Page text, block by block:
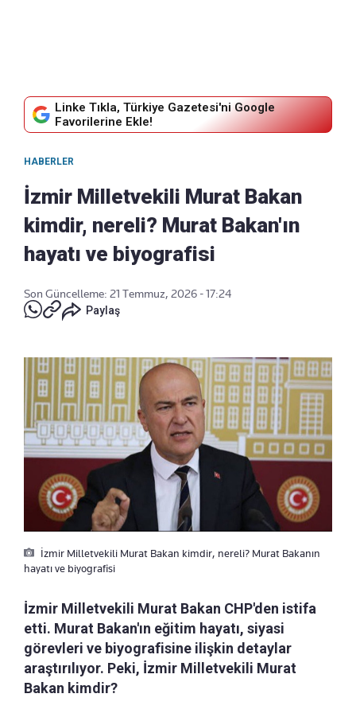
Linke Tıkla, Türkiye Gazetesi'ni Google
Favorilerine Ekle!
HABERLER
İzmir Milletvekili Murat Bakan
kimdir, nereli? Murat Bakan'ın
hayatı ve biyografisi
Son Güncelleme: 21 Temmuz, 2026 - 17:24
Paylaş
İzmir Milletvekili Murat Bakan kimdir, nereli? Murat Bakanın
hayatı ve biyografisi
İzmir Milletvekili Murat Bakan CHP'den istifa
etti. Murat Bakan'ın eğitim hayatı, siyasi
görevleri ve biyografisine ilişkin detaylar
araştırılıyor. Peki, İzmir Milletvekili Murat
Bakan kimdir?